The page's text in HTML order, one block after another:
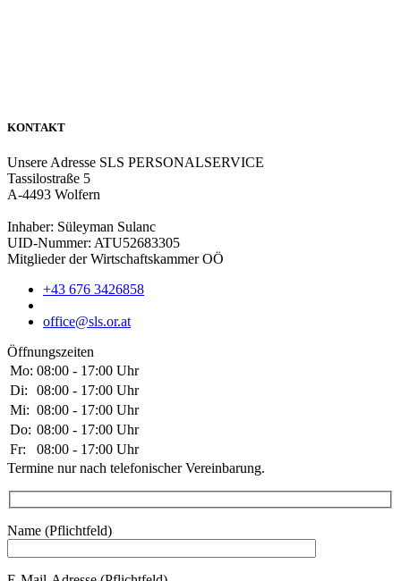
KONTAKT
Unsere Adresse SLS PERSONALSERVICE
Tassilostraße 5
A-4493 Wolfern
Inhaber: Süleyman Sulanc
UID-Nummer: ATU52683305
Mitglieder der Wirtschaftskammer OÖ
+43 676 3426858
office@sls.or.at
Öffnungszeiten
Mo: 08:00 - 17:00 Uhr
Di:
08:00 - 17:00 Uhr
Mi: 08:00 - 17:00 Uhr
Do: 08:00 - 17:00 Uhr
Fr:
08:00 - 17:00 Uhr
Termine nur nach telefonischer Vereinbarung.
Name (Pflichtfeld)